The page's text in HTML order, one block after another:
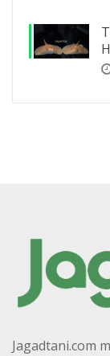
Jagadtani.com